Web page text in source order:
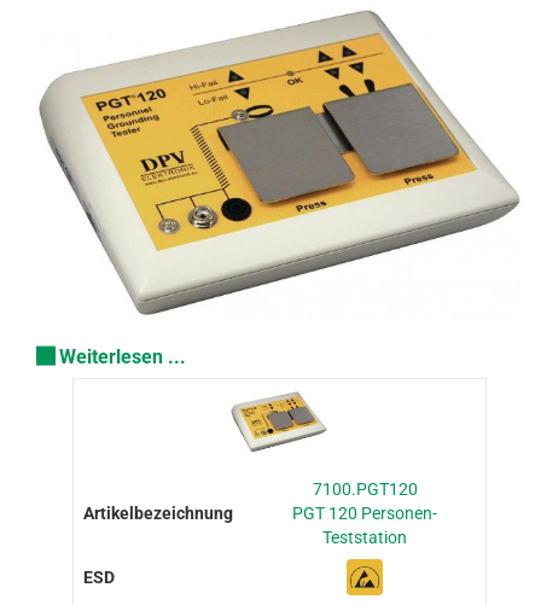
Weiterlesen ...
7100.PGT120
PGT 120 Personen-
Teststation